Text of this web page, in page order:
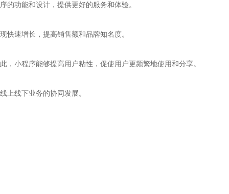
功能和设计，提供更好的服务和体验。
速增长，提高销售额和品牌知名度。
小程序能够提高用户粘性，促使用户更频繁地使用和分享。
上线下业务的协同发展。